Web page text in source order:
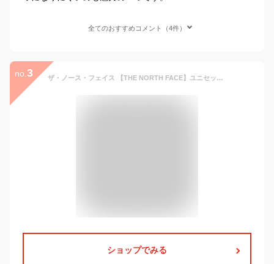
全てのおすすめコメント（4件）
no. 3 ザ・ノース・フェイス 【THE NORTH FACE】ユニセックス バーサタイル パンツ NB32550 イージーパンツ 2025春夏 (メンズ/レディース/ロングパンツ/ボトムス/ズボン/ややゆとりのあるシルエット/トレーニング/スポーツ/カジュアル/デイリーユース/アウトドア)
ショップでみる